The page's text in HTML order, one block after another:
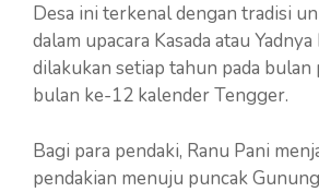
Desa ini terkenal dengan tradisi
dalam upacara Kasada atau Yadnya
dilakukan setiap tahun pada bulan
bulan ke-12 kalender Tengger.
Bagi para pendaki, Ranu Pani
pendakian menuju puncak